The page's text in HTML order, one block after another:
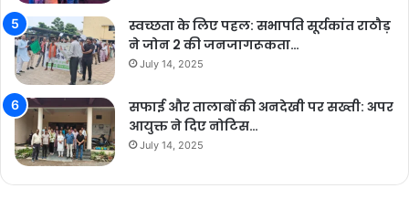
स्वच्छता के लिए पहल: सभापति सूर्यकांत राठौड़
ने जोन 2 की जनजागरूकता…
July 14, 2025
सफाई और तालाबों की अनदेखी पर सख्ती: अपर
आयुक्त ने दिए नोटिस…
July 14, 2025